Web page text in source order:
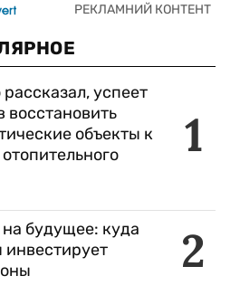
1
успеет
восстановить
объекты к
2
на будущее: куда
инвестирует